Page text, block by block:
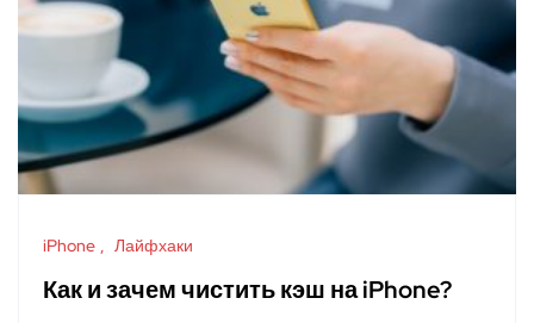
iPhone Лайфхаки
Как и зачем чистить кэш на iPhone?